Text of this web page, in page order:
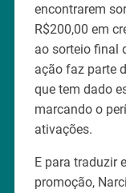
encontrarem
R$200,00 em
ao sorteio final
ação faz parte
que tem dado
marcando o
ativações.
E para traduzir
promoção,